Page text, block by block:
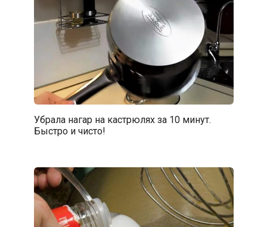
Убрала нагар на кастрюлях за 10 минут.
Быстро и чисто!